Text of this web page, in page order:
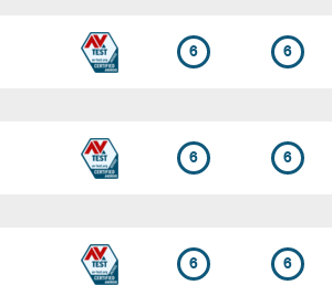
6 6
6 6
6 6